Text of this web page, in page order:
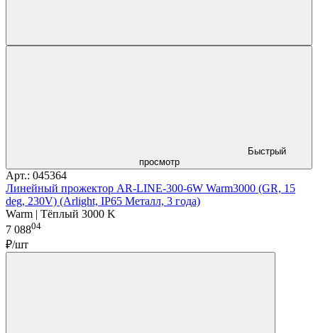
Быстрый
просмотр
Арт.: 045364
Линейный прожектор AR-LINE-300-6W Warm3000 (GR, 15
deg, 230V) (Arlight, IP65 Металл, 3 года)
Warm | Тёплый 3000 K
7 08804
₽/шт